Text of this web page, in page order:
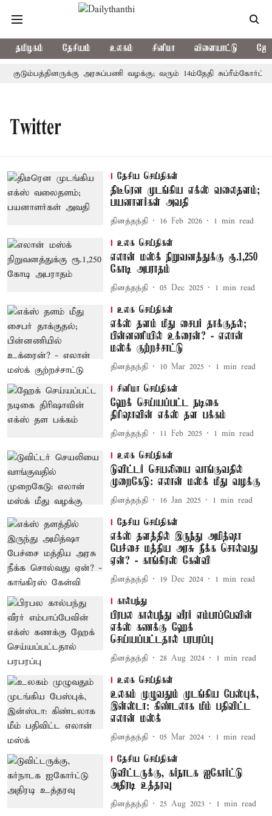
தமிழகம் தேசியம் உலகம் சினிமா விளையாட்டு
அரசுப்பணி வழக்கு; வரும் 14ம்தேதி
Twitter
தேசிய செய்திகள்
திடீரென முடங்கிய எக்ஸ் வலைதளம்;
பயனாளர்கள் அவதி
தினத்தந்தி 16 Feb 2026 1 min read
உலக செய்திகள்
எலான் மஸ்க் நிறுவனத்துக்கு ரூ.1,250
கோடி அபராதம்
தினத்தந்தி 05 Dec 2025 1 min read
உலக செய்திகள்
எக்ஸ் தளம் மீது சைபர் தாக்குதல்;
பின்னணியில் உக்ரைன்? - எலான்
மஸ்க் குற்றச்சாட்டு
தினத்தந்தி 10 Mar 2025 1 min read
சினிமா செய்திகள்
ஹேக் செய்யப்பட்ட நடிகை
திரிஷாவின் எக்ஸ் தள பக்கம்
தினத்தந்தி 11 Feb 2025 1 min read
உலக செய்திகள்
டுவிட்டர் செயலியை வாங்குவதில்
முறைகேடு: எலான் மஸ்க் மீது வழக்கு
தினத்தந்தி 16 Jan 2025 1 min read
தேசிய செய்திகள்
எக்ஸ் தளத்தில் இருந்து அமித்ஷா
பேச்சை மத்திய அரசு நீக்க சொல்வது
ஏன்? - காங்கிரஸ் கேள்வி
தினத்தந்தி 19 Dec 2024 1 min read
கால்பந்து
பிரபல கால்பந்து வீரர் எம்பாப்பேவின்
எக்ஸ் கணக்கு ஹேக்
செய்யப்பட்டதால் பரபரப்பு
தினத்தந்தி 28 Aug 2024 1 min read
உலக செய்திகள்
உலகம் முழுவதும் முடங்கிய பேஸ்புக்,
இன்ஸ்டா: கிண்டலாக மீம் பதிவிட்ட
எலான் மஸ்க்
தினத்தந்தி 05 Mar 2024 1 min read
தேசிய செய்திகள்
டுவிட்டருக்கு, கர்நாடக ஐகோர்ட்டு
அதிரடி உத்தரவு
தினத்தந்தி 25 Aug 2023 1 min read